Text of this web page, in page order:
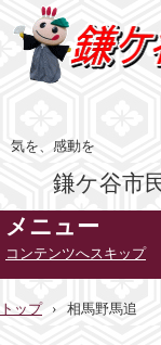
騎馬武者
気を、感動を
鎌ケ谷市
メニュー
コンテンツへスキップ
トップ › 相馬野馬追